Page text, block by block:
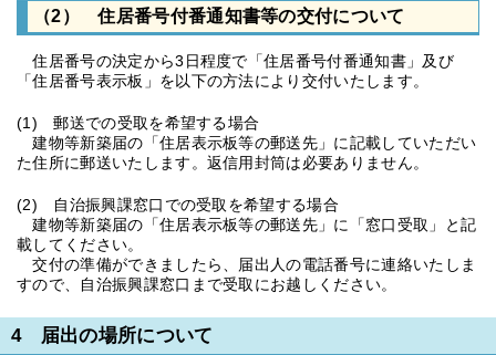
（2） 住居番号付番通知書等の交付について
住居番号の決定から3日程度で「住居番号付番通知書」及び
「住居番号表示板」を以下の方法により交付いたします。
(1) 郵送での受取を希望する場合
建物等新築届の「住居表示板等の郵送先」に記載していただい
た住所に郵送いたします。返信用封筒は必要ありません。
(2) 自治振興課窓口での受取を希望する場合
建物等新築届の「住居表示板等の郵送先」に「窓口受取」と記
載してください。
交付の準備ができましたら、届出人の電話番号に連絡いたしま
すので、自治振興課窓口まで受取にお越しください。
4 届出の場所について